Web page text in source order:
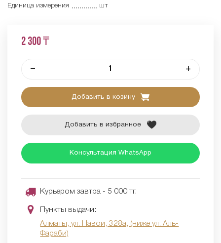
Единица измерения
шт
2 300 ₸
– +
Добавить в козину
Добавить в избранное
Консультация WhatsApp
Курьером завтра - 5 000 тг.
Пункты выдачи:
Алматы, ул. Навои, 328а, (ниже ул. Аль-
Фараби)